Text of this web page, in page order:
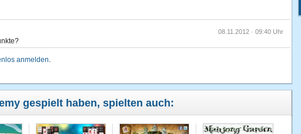
08.11.2012 · 09:40 Uhr
Spiel
15.10.2011 · 18:36 Uhr
anmelden.
gespielt haben, spielten auch: